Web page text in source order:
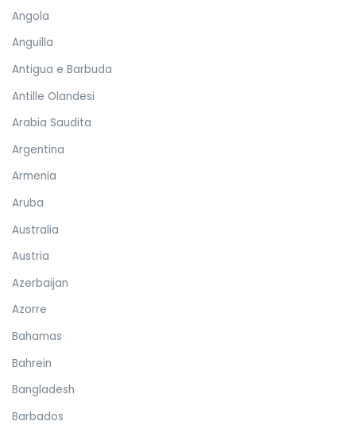
Angola
Anguilla
Antigua e Barbuda
Antille Olandesi
Arabia Saudita
Argentina
Armenia
Aruba
Australia
Austria
Azerbaijan
Azorre
Bahamas
Bahrein
Bangladesh
Barbados